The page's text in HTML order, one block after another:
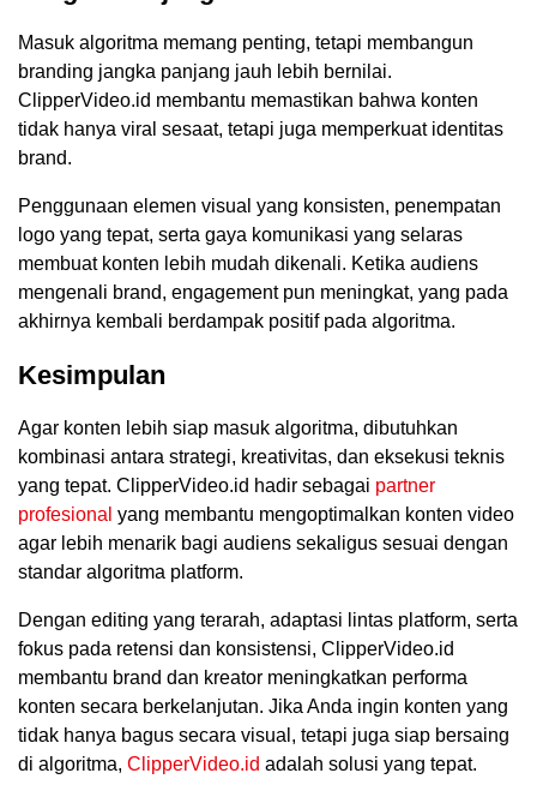
Masuk algoritma memang penting, tetapi membangun
branding jangka panjang jauh lebih bernilai.
ClipperVideo.id membantu memastikan bahwa konten
tidak hanya viral sesaat, tetapi juga memperkuat identitas
brand.
Penggunaan elemen visual yang konsisten, penempatan
logo yang tepat, serta gaya komunikasi yang selaras
membuat konten lebih mudah dikenali. Ketika audiens
mengenali brand, engagement pun meningkat, yang pada
akhirnya kembali berdampak positif pada algoritma.
Kesimpulan
Agar konten lebih siap masuk algoritma, dibutuhkan
kombinasi antara strategi, kreativitas, dan eksekusi teknis
yang tepat. ClipperVideo.id hadir sebagai partner
profesional yang membantu mengoptimalkan konten video
agar lebih menarik bagi audiens sekaligus sesuai dengan
standar algoritma platform.
Dengan editing yang terarah, adaptasi lintas platform, serta
fokus pada retensi dan konsistensi, ClipperVideo.id
membantu brand dan kreator meningkatkan performa
konten secara berkelanjutan. Jika Anda ingin konten yang
tidak hanya bagus secara visual, tetapi juga siap bersaing
di algoritma, ClipperVideo.id adalah solusi yang tepat.